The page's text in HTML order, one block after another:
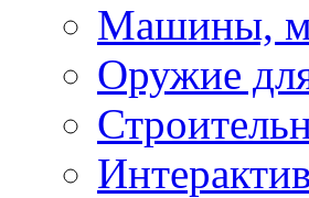
Машины,
Оружие